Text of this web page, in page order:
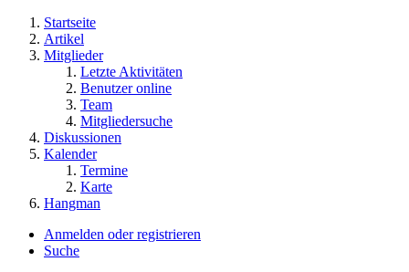
Startseite
Artikel
Mitglieder
Letzte Aktivitäten
Benutzer online
Team
Mitgliedersuche
Diskussionen
Kalender
Termine
Karte
Hangman
Anmelden oder registrieren
Suche